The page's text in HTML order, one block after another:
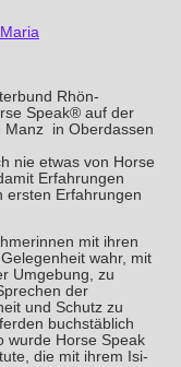
Rhön-
Speak® auf der
Manz in Oberdassen
nie etwas von Horse
Erfahrungen
ersten Erfahrungen
mit ihren
wahr, mit
Umgebung, zu
der
und Schutz zu
buchstäblich
wurde Horse Speak
die mit ihrem Isi-